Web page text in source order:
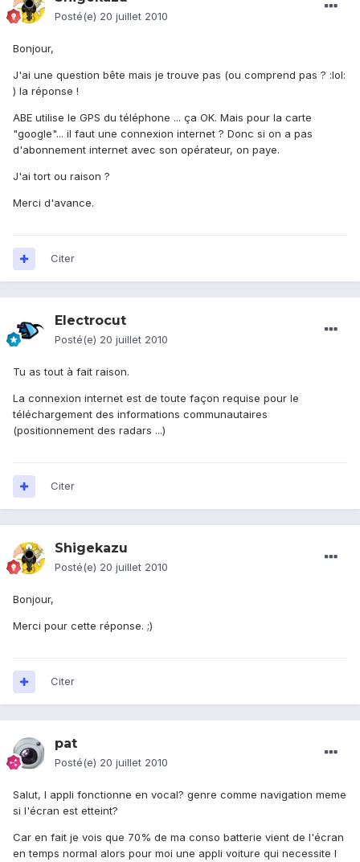
Posté(e) 20 juillet 2010
Bonjour,
J'ai une question bête mais je trouve pas (ou comprend pas ? :lol:
) la réponse !
ABE utilise le GPS du téléphone ... ça OK. Mais pour la carte
"google"... il faut une connexion internet ? Donc si on a pas
d'abonnement internet avec son opérateur, on paye.
J'ai tort ou raison ?
Merci d'avance.
Citer
Electrocut
Posté(e) 20 juillet 2010
Tu as tout à fait raison.
La connexion internet est de toute façon requise pour le
téléchargement des informations communautaires
(positionnement des radars ...)
Citer
Shigekazu
Posté(e) 20 juillet 2010
Bonjour,
Merci pour cette réponse. ;)
Citer
pat
Posté(e) 20 juillet 2010
Salut, l appli fonctionne en vocal? genre comme navigation meme
si l'écran est etteint?
Car en fait je vois que 70% de ma conso batterie vient de l'écran
en temps normal alors pour moi une appli voiture qui necessite l